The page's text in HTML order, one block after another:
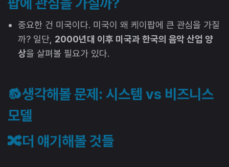
중요한 건 미국이다. 미국이 왜 케이팝에 큰 관심을 가질
까? 일단, 2000년대 이후 미국과 한국의 음악 산업 양
상을 살펴볼 필요가 있다.
🔂생각해볼 문제: 시스템 vs 비즈니스
모델
🔀더 얘기해볼 것들